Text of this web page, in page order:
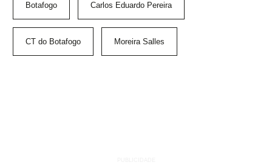
Botafogo Carlos Eduardo Pereira
CT do Botafogo Moreira Salles